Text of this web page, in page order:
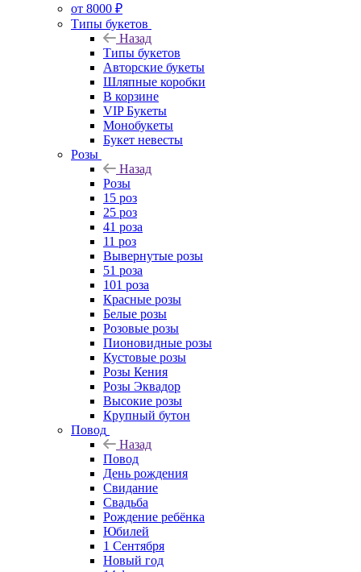
от 8000 ₽
Типы букетов
Назад
Типы букетов
Авторские букеты
Шляпные коробки
В корзине
VIP Букеты
Монобукеты
Букет невесты
Розы
Назад
Розы
15 роз
25 роз
41 роза
11 роз
Вывернутые розы
51 роза
101 роза
Красные розы
Белые розы
Розовые розы
Пионовидные розы
Кустовые розы
Розы Кения
Розы Эквадор
Высокие розы
Крупный бутон
Повод
Назад
Повод
День рождения
Свидание
Свадьба
Рождение ребёнка
Юбилей
1 Сентября
Новый год